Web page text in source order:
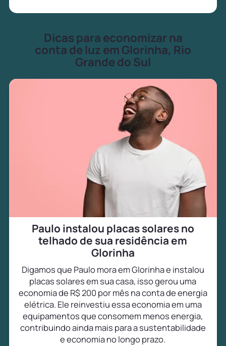
Dicas para economizar na
conta de luz em Glorinha, Rio
Grande do Sul
Paulo instalou placas solares no
telhado de sua residência em
Glorinha
Digamos que Paulo mora em Glorinha e instalou
placas solares em sua casa, isso gerou uma
economia de R$ 200 por mês na conta de energia
elétrica. Ele reinvestiu essa economia em uma
equipamentos que consomem menos energia,
contribuindo ainda mais para a sustentabilidade
e economia no longo prazo.